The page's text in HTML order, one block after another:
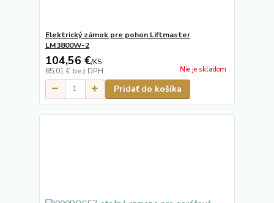
Elektrický zámok pre pohon Liftmaster
LM3800W-2
104,56 €/KS
85,01 € bez DPH Nie je skladom
Pridať do košíka